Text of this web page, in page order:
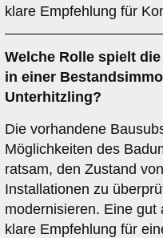
klare Empfehlung für
Welche Rolle spielt
in einer
Unterhitzling?
Die vorhandene
Möglichkeiten des
ratsam, den Zustand
Installationen zu
modernisieren. Eine
klare Empfehlung für